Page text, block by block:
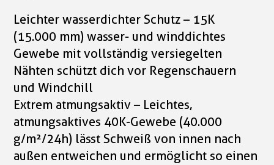
Leichter wasserdichter Schutz – 15K
(15.000 mm) wasser- und winddichtes
Gewebe mit vollständig versiegelten
Nähten schützt dich vor Regenschauern
und Windchill
Extrem atmungsaktiv – Leichtes,
atmungsaktives 40K-Gewebe (40.000
g/m²/24h) lässt Schweiß von innen nach
außen entweichen und ermöglicht so einen